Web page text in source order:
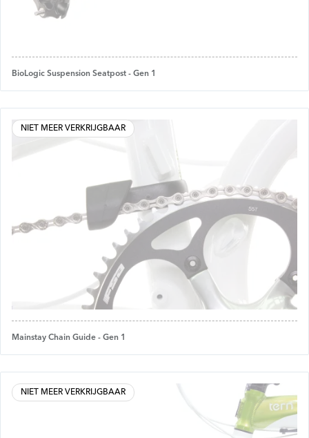
BioLogic Suspension Seatpost - Gen 1
NIET MEER VERKRIJGBAAR
Mainstay Chain Guide - Gen 1
NIET MEER VERKRIJGBAAR